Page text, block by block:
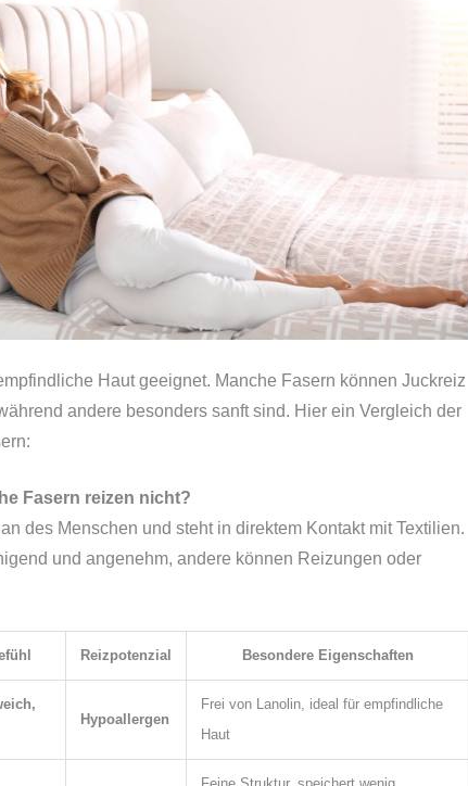
Haut geeignet. Manche Fasern können Juckreiz
andere besonders sanft sind. Hier ein Vergleich der
Fasern reizen nicht?
des Menschen und steht in direktem Kontakt mit Textilien.
und angenehm, andere können Reizungen oder
Reizpotenzial Besondere Eigenschaften
Hypoallergen
Frei von Lanolin, ideal für empfindliche
Haut